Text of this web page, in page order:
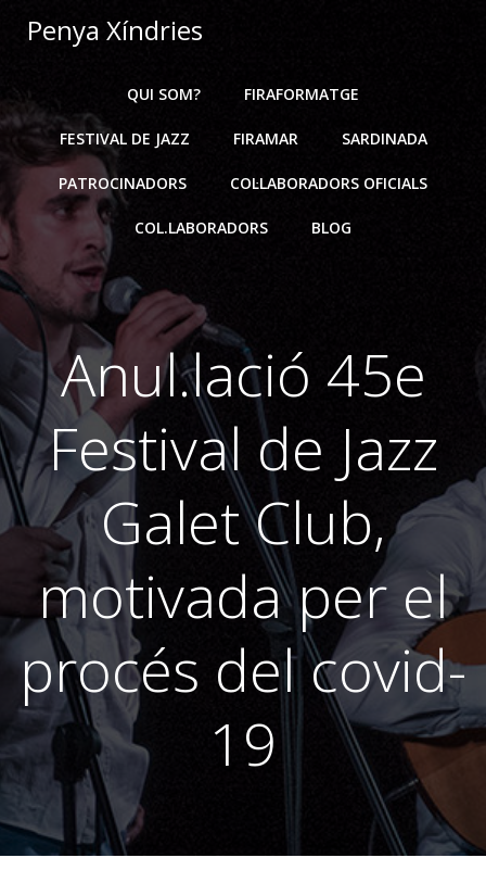
Penya Xíndries
QUI SOM? FIRAFORMATGE
FESTIVAL DE JAZZ FIRAMAR SARDINADA
PATROCINADORS COL·LABORADORS OFICIALS
COL.LABORADORS BLOG
Anul.lació 45e
Festival de Jazz
Galet Club,
motivada per el
procés del covid-
19